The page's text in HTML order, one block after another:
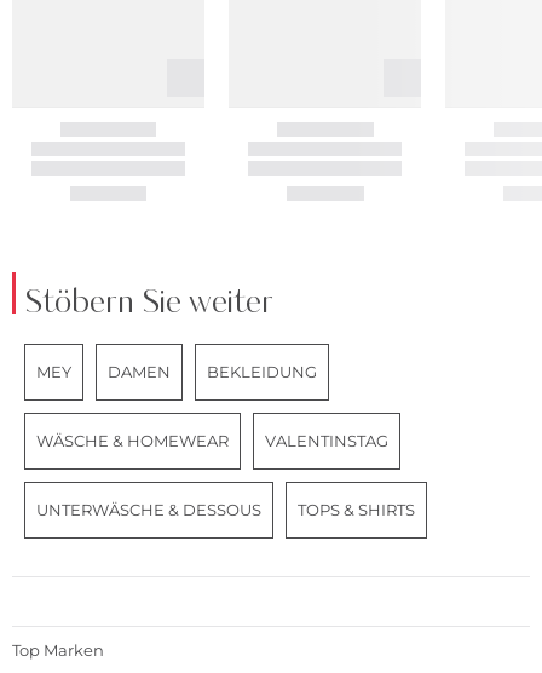
Stöbern Sie weiter
MEY DAMEN BEKLEIDUNG
WÄSCHE & HOMEWEAR VALENTINSTAG
UNTERWÄSCHE & DESSOUS TOPS & SHIRTS
Top Marken